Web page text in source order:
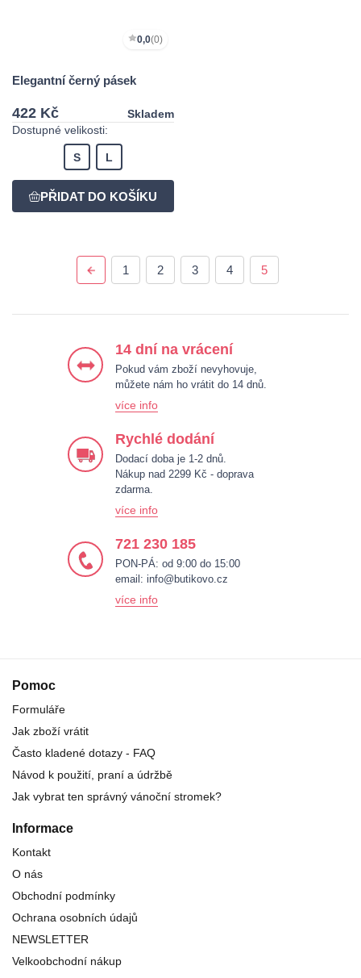
0,0(0)
Elegantní černý pásek
422 Kč
Skladem
Dostupné velikosti:
S L
1 2 3 4 5
14 dní na vrácení
Pokud vám zboží nevyhovuje,
můžete nám ho vrátit do 14 dnů.
více info
Rychlé dodání
Dodací doba je 1-2 dnů.
Nákup nad 2299 Kč - doprava
zdarma.
více info
721 230 185
PON-PÁ: od 9:00 do 15:00
email: info@butikovo.cz
více info
Pomoc
Formuláře
Jak zboží vrátit
Často kladené dotazy - FAQ
Návod k použití, praní a údržbě
Jak vybrat ten správný vánoční stromek?
Informace
Kontakt
O nás
Obchodní podmínky
Ochrana osobních údajů
NEWSLETTER
Velkoobchodní nákup